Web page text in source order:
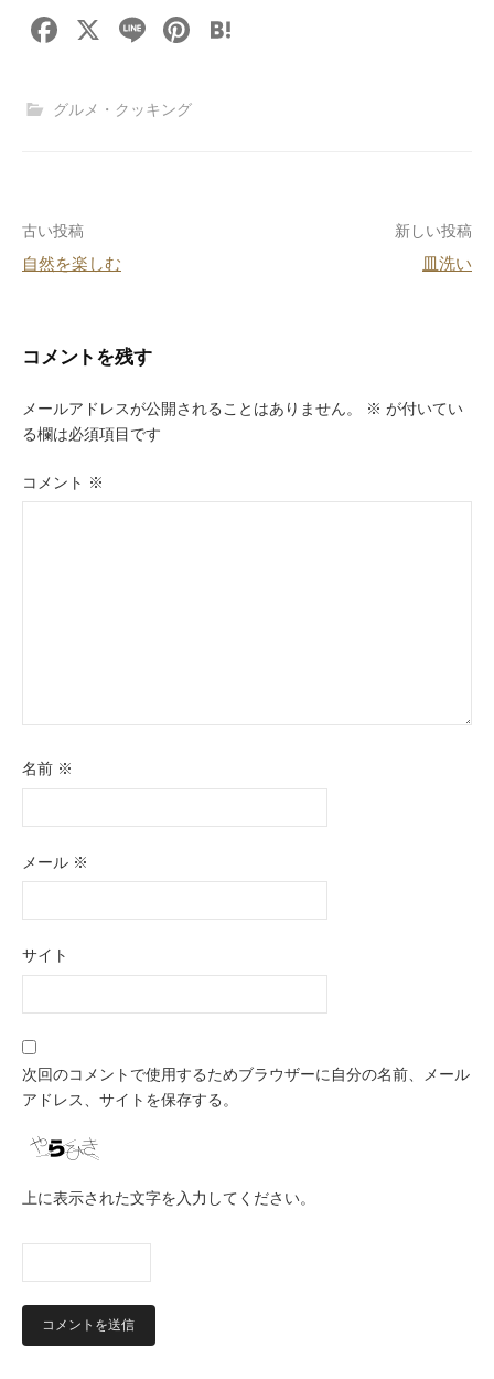
F
c
o
k
X
Li
e
Pi
グルメ・クッキング
投
稿
ビ
ゲ
ー
シ
古い投稿
自然を楽しむ
新しい投稿
皿洗い
コメントを残す
メールアドレスが公開されることはありません。 ※ が付いてい
る欄は必須項目です
コメント ※
名前 ※
メール ※
サイト
次回のコメントで使用するためブラウザーに自分の名前、メール
アドレス、サイトを保存する。
上に表示された文字を入力してください。